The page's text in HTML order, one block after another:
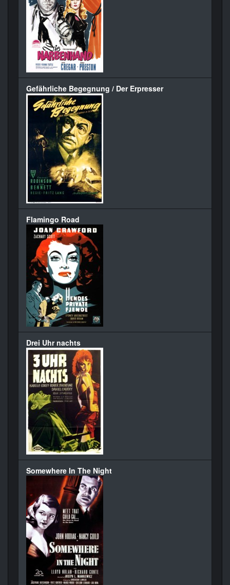
Gefährliche Begegnung / Der Erpresser
Flamingo Road
Drei Uhr nachts
Somewhere In The Night